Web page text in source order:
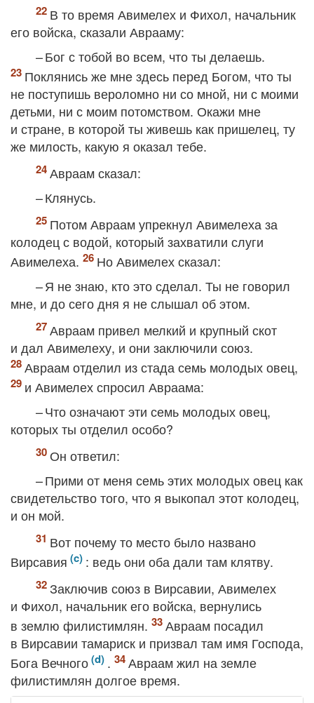
В то время Авимелех и Фихол, начальник
его войска, сказали Аврааму:
– Бог с тобой во всем, что ты делаешь.
Поклянись же мне здесь перед Богом, что ты
не поступишь вероломно ни со мной, ни с моими
детьми, ни с моим потомством. Окажи мне
и стране, в которой ты живешь как пришелец, ту
же милость, какую я оказал тебе.
Авраам сказал:
– Клянусь.
Потом Авраам упрекнул Авимелеха за
колодец с водой, который захватили слуги
Авимелеха.
Но Авимелех сказал:
– Я не знаю, кто это сделал. Ты не говорил
мне, и до сего дня я не слышал об этом.
Авраам привел мелкий и крупный скот
и дал Авимелеху, и они заключили союз.
Авраам отделил из стада семь молодых овец,
и Авимелех спросил Авраама:
– Что означают эти семь молодых овец,
которых ты отделил особо?
Он ответил:
– Прими от меня семь этих молодых овец как
свидетельство того, что я выкопал этот колодец,
и он мой.
Вот почему то место было названо
Вирсавия
: ведь они оба дали там клятву.
Заключив союз в Вирсавии, Авимелех
и Фихол, начальник его войска, вернулись
в землю филистимлян.
Авраам посадил
в Вирсавии тамариск и призвал там имя Господа,
Бога Вечного
.
Авраам жил на земле
филистимлян долгое время.